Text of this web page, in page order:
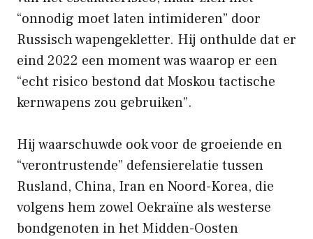
“onnodig moet laten intimideren” door
Russisch wapengekletter. Hij onthulde dat er
eind 2022 een moment was waarop er een
“echt risico bestond dat Moskou tactische
kernwapens zou gebruiken”.
Hij waarschuwde ook voor de groeiende en
“verontrustende” defensierelatie tussen
Rusland, China, Iran en Noord-Korea, die
volgens hem zowel Oekraïne als westerse
bondgenoten in het Midden-Oosten